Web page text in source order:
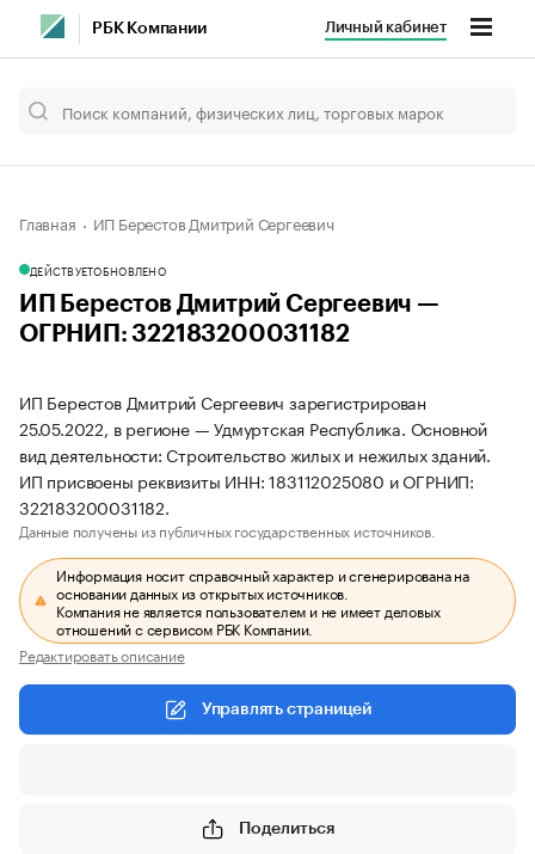
РБК Компании Личный кабинет
Главная ИП Берестов Дмитрий Сергеевич
ДЕЙСТВУЕТОБНОВЛЕНО
ИП Берестов Дмитрий Сергеевич —
ОГРНИП: 322183200031182
ИП Берестов Дмитрий Сергеевич зарегистрирован
25.05.2022, в регионе — Удмуртская Республика. Основной
вид деятельности: Строительство жилых и нежилых зданий.
ИП присвоены реквизиты ИНН: 183112025080 и ОГРНИП:
322183200031182.
Данные получены из публичных государственных источников.
Информация носит справочный характер и сгенерирована на
основании данных из открытых источников.
Компания не является пользователем и не имеет деловых
отношений с сервисом РБК Компании.
Редактировать описание
Управлять страницей
Поделиться